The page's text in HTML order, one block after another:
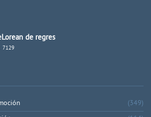
de regres
7129
(349)